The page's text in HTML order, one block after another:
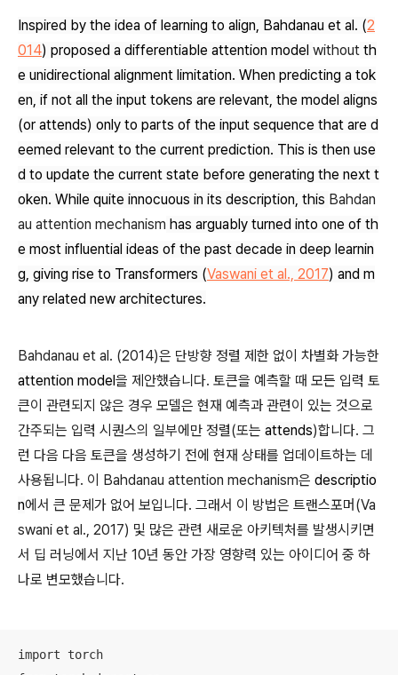
Inspired by the idea of learning to align, Bahdanau et al. (2
014) proposed a differentiable attention model without th
e unidirectional alignment limitation. When predicting a tok
en, if not all the input tokens are relevant, the model aligns
(or attends) only to parts of the input sequence that are d
eemed relevant to the current prediction. This is then use
d to update the current state before generating the next t
oken. While quite innocuous in its description, this Bahdan
au attention mechanism has arguably turned into one of th
e most influential ideas of the past decade in deep learnin
g, giving rise to Transformers (Vaswani et al., 2017) and m
any related new architectures.
Bahdanau et al. (2014)은 단방향 정렬 제한 없이 차별화 가능한
attention model 을 제안했습니다. 토큰을 예측할 때 모든 입력 토
큰이 관련되지 않은 경우 모델은 현재 예측과 관련이 있는 것으로
간주되는 입력 시퀀스의 일부에만 정렬(또는 attends)합니다. 그
런 다음 다음 토큰을 생성하기 전에 현재 상태를 업데이트하는 데
사용됩니다. 이 Bahdanau attention mechanism은 descriptio
n에서 큰 문제가 없어 보입니다. 그래서 이 방법은 트랜스포머(Va
swani et al., 2017) 및 많은 관련 새로운 아키텍처를 발생시키면
서 딥 러닝에서 지난 10년 동안 가장 영향력 있는 아이디어 중 하
나로 변모했습니다.
import torch